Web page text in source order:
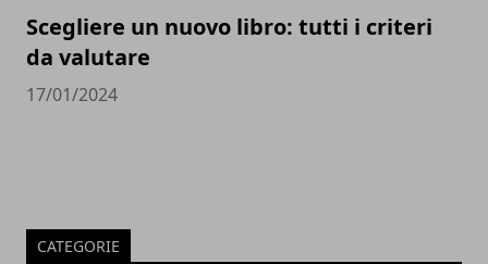
Scegliere un nuovo libro: tutti i criteri
da valutare
17/01/2024
CATEGORIE